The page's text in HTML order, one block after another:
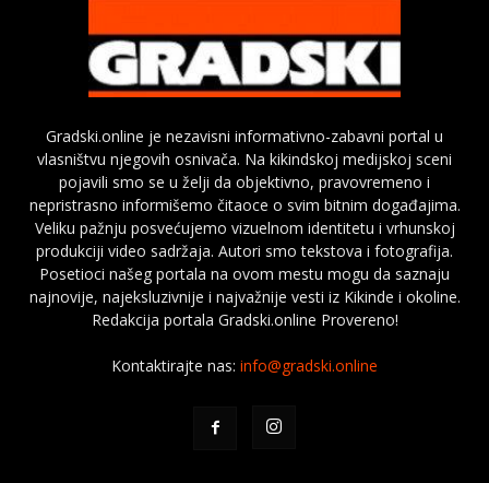
Gradski.online je nezavisni informativno-zabavni portal u
vlasništvu njegovih osnivača. Na kikindskoj medijskoj sceni
pojavili smo se u želji da objektivno, pravovremeno i
nepristrasno informišemo čitaoce o svim bitnim događajima.
Veliku pažnju posvećujemo vizuelnom identitetu i vrhunskoj
produkciji video sadržaja. Autori smo tekstova i fotografija.
Posetioci našeg portala na ovom mestu mogu da saznaju
najnovije, najeksluzivnije i najvažnije vesti iz Kikinde i okoline.
Redakcija portala Gradski.online Provereno!
Kontaktirajte nas: info@gradski.online